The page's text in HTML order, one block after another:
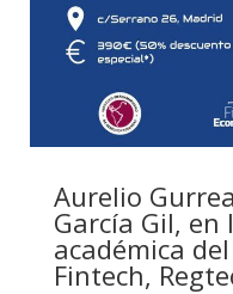
Aurelio
García Gil, en
académica
Fintech,